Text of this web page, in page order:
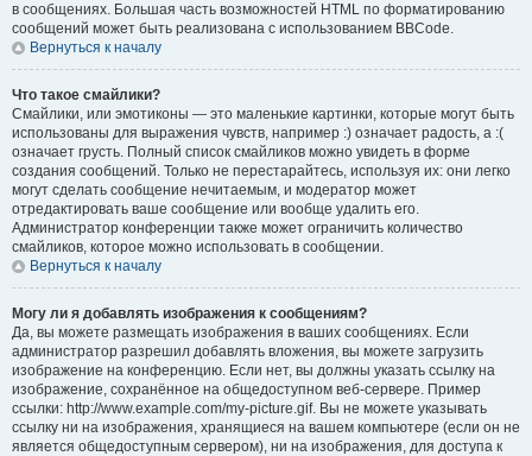
в сообщениях. Большая часть возможностей HTML по форматированию
сообщений может быть реализована с использованием BBCode.
Вернуться к началу
Что такое смайлики?
Смайлики, или эмотиконы — это маленькие картинки, которые могут быть
использованы для выражения чувств, например :) означает радость, а :(
означает грусть. Полный список смайликов можно увидеть в форме
создания сообщений. Только не перестарайтесь, используя их: они легко
могут сделать сообщение нечитаемым, и модератор может
отредактировать ваше сообщение или вообще удалить его.
Администратор конференции также может ограничить количество
смайликов, которое можно использовать в сообщении.
Вернуться к началу
Могу ли я добавлять изображения к сообщениям?
Да, вы можете размещать изображения в ваших сообщениях. Если
администратор разрешил добавлять вложения, вы можете загрузить
изображение на конференцию. Если нет, вы должны указать ссылку на
изображение, сохранённое на общедоступном веб-сервере. Пример
ссылки: http://www.example.com/my-picture.gif. Вы не можете указывать
ссылку ни на изображения, хранящиеся на вашем компьютере (если он не
является общедоступным сервером), ни на изображения, для доступа к